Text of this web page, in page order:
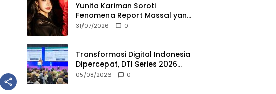
Yunita Kariman Soroti
Fenomena Report Massal yang
Mengintai Influencer, Ini
31/07/2026 0
Transformasi Digital Indonesia
Dipercepat, DTI Series 2026
Resmi Digelar di Jakarta
05/08/2026 0